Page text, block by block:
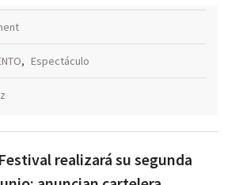
, Espectáculo
realizará su segunda